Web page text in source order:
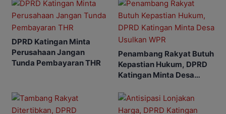
DPRD Katingan Minta
Perusahaan Jangan
Tunda Pembayaran THR
Penambang Rakyat Butuh
Kepastian Hukum, DPRD
Katingan Minta Desa